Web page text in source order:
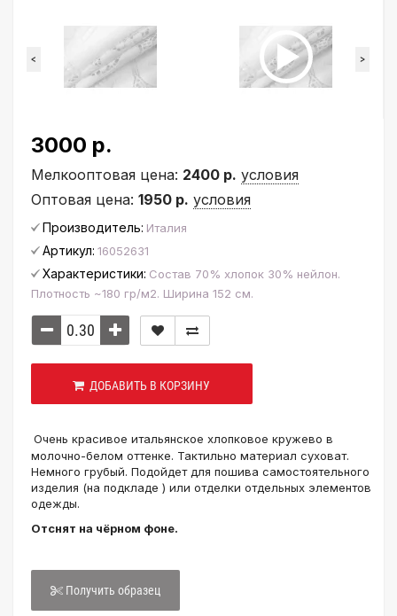
< >
3000 р.
Мелкооптовая цена: 2400 р. условия
Оптовая цена: 1950 р. условия
Производитель: Италия
Артикул: 16052631
Характеристики: Состав 70% хлопок 30% нейлон.
Плотность ~180 гр/м2. Ширина 152 см.
ДОБАВИТЬ В КОРЗИНУ
Очень красивое итальянское хлопковое кружево в
молочно-белом оттенке. Тактильно материал суховат.
Немного грубый. Подойдет для пошива самостоятельного
изделия (на подкладе ) или отделки отдельных элементов
одежды.
Отснят на чёрном фоне.
Получить образец